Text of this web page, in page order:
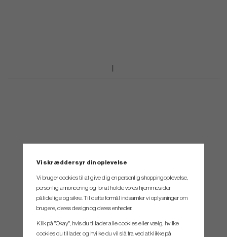
Vi skræddersyr din oplevelse
Vi bruger cookies til at give dig en personlig shoppingoplevelse,
personlig annoncering og for at holde vores hjemmesider
pålidelige og sikre. Til dette formål indsamler vi oplysninger om
brugere, deres design og deres enheder.
Klik på "Okay", hvis du tillader alle cookies eller vælg, hvilke
cookies du tillader, og hvilke du vil slå fra ved at klikke på